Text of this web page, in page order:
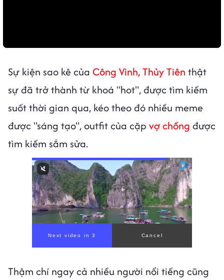
Sự kiện sao kê của Công Vinh, Thủy Tiên thật
sự đã trở thành từ khoá "hot", được tìm kiếm
suốt thời gian qua, kéo theo đó nhiều meme
được "sáng tạo", outfit của cặp vợ chồng được
tìm kiếm sắm sửa.
00:00/ 00:56
Thậm chí ngay cả nhiều người nổi tiếng cũng